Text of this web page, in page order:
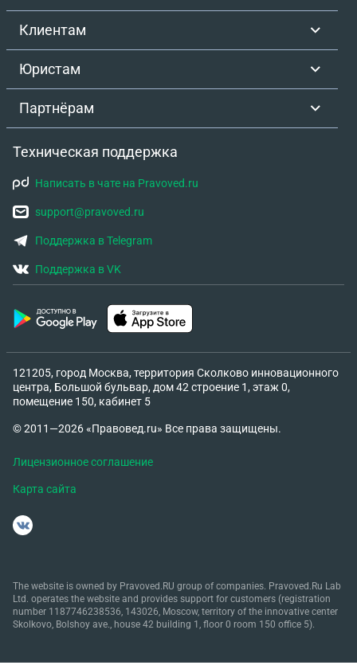
Клиентам
Юристам
Партнёрам
Техническая поддержка
Написать в чате на Pravoved.ru
support@pravoved.ru
Поддержка в Telegram
Поддержка в VK
121205, город Москва, территория Сколково инновационного
центра, Большой бульвар, дом 42 строение 1, этаж 0,
помещение 150, кабинет 5
© 2011—2026 «Правовед.ru» Все права защищены.
Лицензионное соглашение
Карта сайта
The website is owned by Pravoved.RU group of companies. Pravoved.Ru Lab
Ltd. operates the website and provides support for customers (registration
number 1187746238536, 143026, Moscow, territory of the innovative center
Skolkovo, Bolshoy ave., house 42 building 1, floor 0 room 150 office 5).